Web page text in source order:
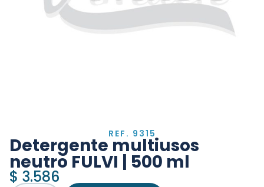
REF. 9315
Detergente multiusos
neutro FULVI | 500 ml
$ 3.586